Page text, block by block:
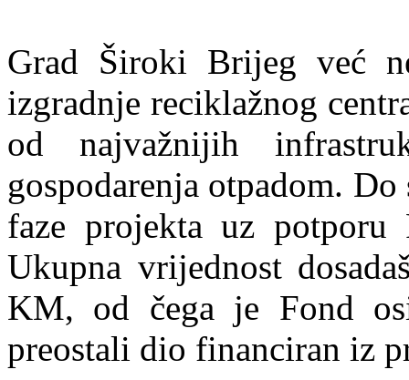
Grad Široki Brijeg već
izgradnje reciklažnog
od najvažnijih
gospodarenja otpadom.
faze projekta uz
Ukupna vrijednost
KM, od čega je Fond
preostali dio financiran iz